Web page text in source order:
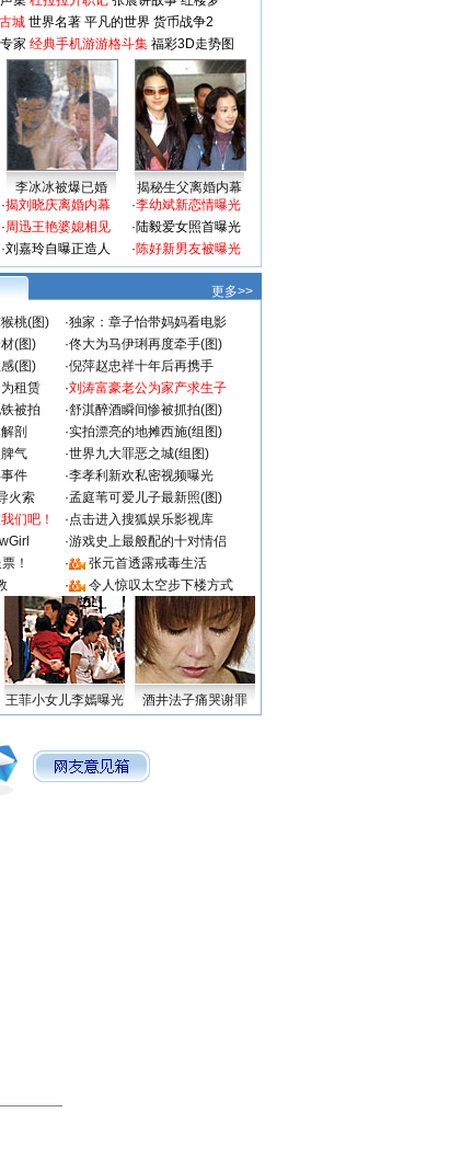
城 世界名著 平凡的世界 货币战争2
家 经典手机游游格斗集 福彩3D走势图
李冰冰被爆已婚
揭秘生父离婚内幕
·揭刘晓庆离婚内幕
·周迅王艳婆媳相见
·刘嘉玲自曝正造人
·李幼斌新恋情曝光
·陆毅爱女照首曝光
·陈好新男友被曝光
更多>>
桃(图) ·独家：章子怡带妈妈看电影
(图) ·佟大为马伊琍再度牵手(图)
(图) ·倪萍赵忠祥十年后再携手
租赁 ·刘涛富豪老公为家产求生子
被拍 ·舒淇醉酒瞬间惨被抓拍(图)
剖 ·实拍漂亮的地摊西施(组图)
气 ·世界九大罪恶之城(组图)
件 ·李孝利新欢私密视频曝光
火索 ·孟庭苇可爱儿子最新照(图)
们吧！ ·点击进入搜狐娱乐影视库
·游戏史上最般配的十对情侣
！ ·
张元首透露戒毒生活
· 令人惊叹太空步下楼方式
王菲小女儿李嫣曝光 酒井法子痛哭谢罪